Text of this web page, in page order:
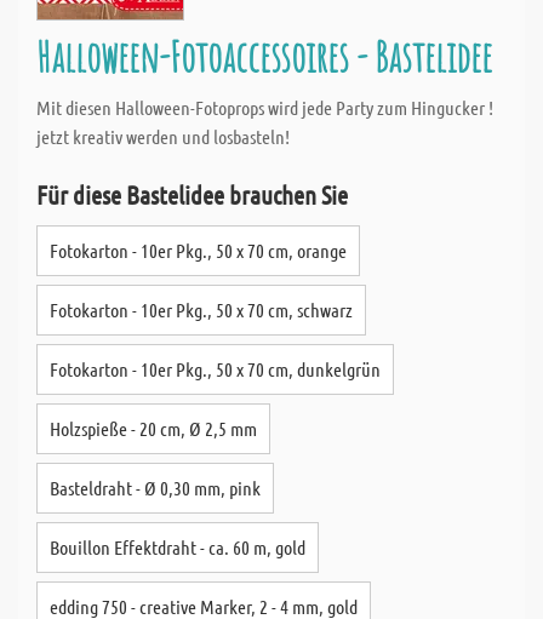
Halloween-Fotoaccessoires - Bastelidee
Mit diesen Halloween-Fotoprops wird jede Party zum Hingucker !
jetzt kreativ werden und losbasteln!
Für diese Bastelidee brauchen Sie
Fotokarton - 10er Pkg., 50 x 70 cm, orange
Fotokarton - 10er Pkg., 50 x 70 cm, schwarz
Fotokarton - 10er Pkg., 50 x 70 cm, dunkelgrün
Holzspieße - 20 cm, Ø 2,5 mm
Basteldraht - Ø 0,30 mm, pink
Bouillon Effektdraht - ca. 60 m, gold
edding 750 - creative Marker, 2 - 4 mm, gold